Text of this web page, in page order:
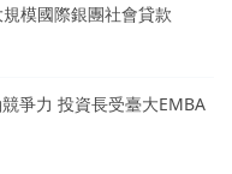
模國際銀團社會貸款
爭力 投資長受臺大EMBA